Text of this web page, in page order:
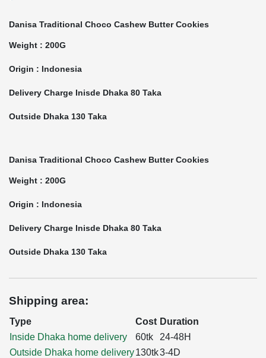
Danisa Traditional Choco Cashew Butter Cookies
Weight : 200G
Origin : Indonesia
Delivery Charge Inisde Dhaka 80 Taka
Outside Dhaka 130 Taka
Danisa Traditional Choco Cashew Butter Cookies
Weight : 200G
Origin : Indonesia
Delivery Charge Inisde Dhaka 80 Taka
Outside Dhaka 130 Taka
Shipping area:
Type Cost Duration
Inside Dhaka home delivery
60tk
24-48H
Outside Dhaka home delivery130tk3-4D